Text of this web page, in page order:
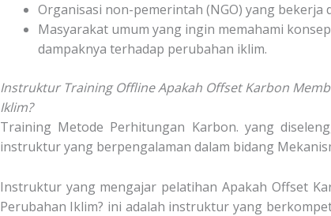
Organisasi non-pemerintah (NGO) yang bekerja
Masyarakat umum yang ingin memahami
dampaknya terhadap perubahan iklim.
Instruktur Training Offline Apakah Offset Karbon
Iklim?
Training Metode Perhitungan Karbon. yang
instruktur yang berpengalaman dalam bidang
Instruktur yang mengajar pelatihan Apakah Offset
Perubahan Iklim? ini adalah instruktur yang